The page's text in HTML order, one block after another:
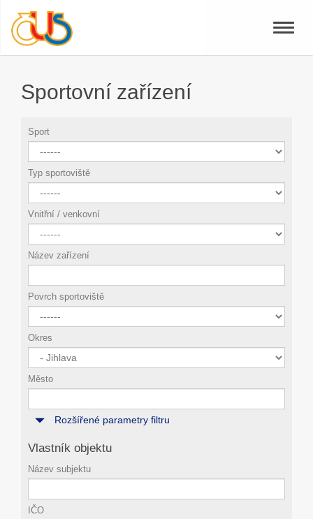
Toggle
Sportovní zařízení
Sport
Typ sportoviště
Vnitřní / venkovní
Název zařízení
Povrch sportoviště
Okres
Město
Rozšířené parametry filtru
Vlastník objektu
Název subjektu
IČO